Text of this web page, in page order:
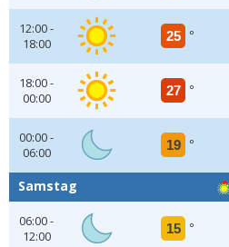
12:00 -
18:00
25 °
18:00 -
00:00
27 °
00:00 -
06:00
19 °
Samstag
06:00 -
12:00
15 °